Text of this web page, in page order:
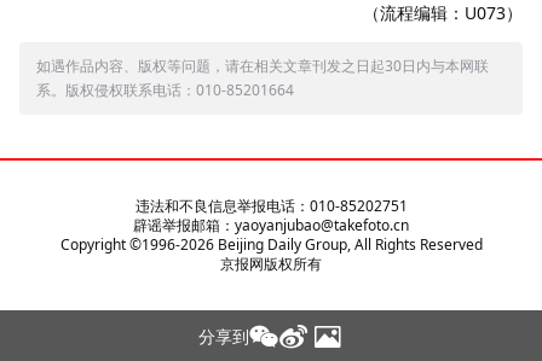
（流程编辑：U073）
如遇作品内容、版权等问题，请在相关文章刊发之日起30日内与本网联
系。版权侵权联系电话：010-85201664
分享到
违法和不良信息举报电话：010-85202751
辟谣举报邮箱：yaoyanjubao@takefoto.cn
Copyright ©1996-2026Beijing Daily Group, All Rights Reserved
京报网版权所有